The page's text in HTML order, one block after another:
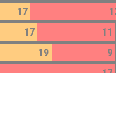
17
17 11
19 9
17